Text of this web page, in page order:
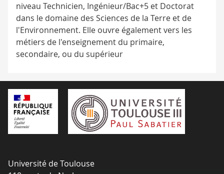
niveau Technicien, Ingénieur/Bac+5 et Doctorat
dans le domaine des Sciences de la Terre et de
l'Environnement. Elle ouvre également vers les
métiers de l'enseignement du primaire,
secondaire, ou du supérieur
Université de Toulouse